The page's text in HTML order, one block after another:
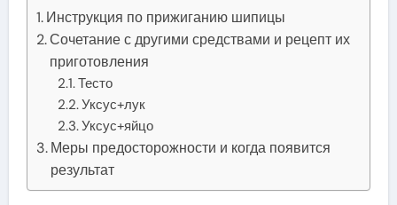
Инструкция по прижиганию шипицы
Сочетание с другими средствами и рецепт их
приготовления
Тесто
Уксус+лук
Уксус+яйцо
Меры предосторожности и когда появится
результат